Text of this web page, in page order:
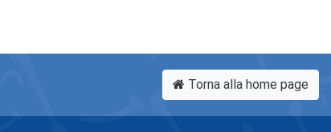
Torna alla home page